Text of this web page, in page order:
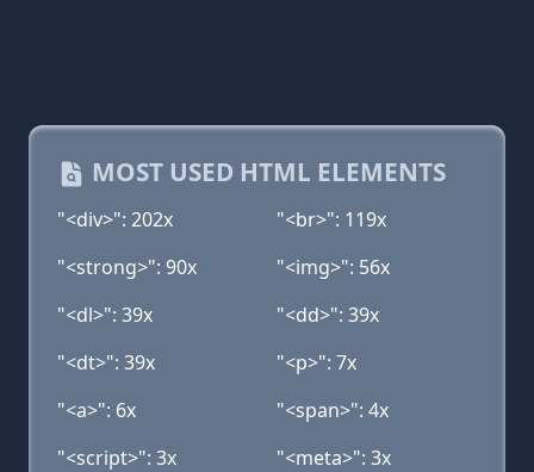
MOST USED HTML ELEMENTS
"<div>": 202x
"<br>": 119x
"<strong>": 90x
"<img>": 56x
"<dl>": 39x
"<dd>": 39x
"<dt>": 39x
"<p>": 7x
"<a>": 6x
"<span>": 4x
"<script>": 3x
"<meta>": 3x